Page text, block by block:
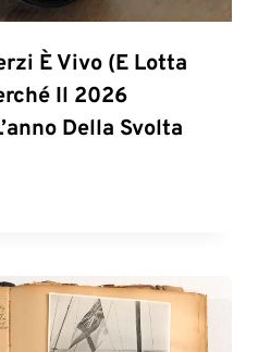
È Vivo (e Lotta
Il 2026
Della Svolta